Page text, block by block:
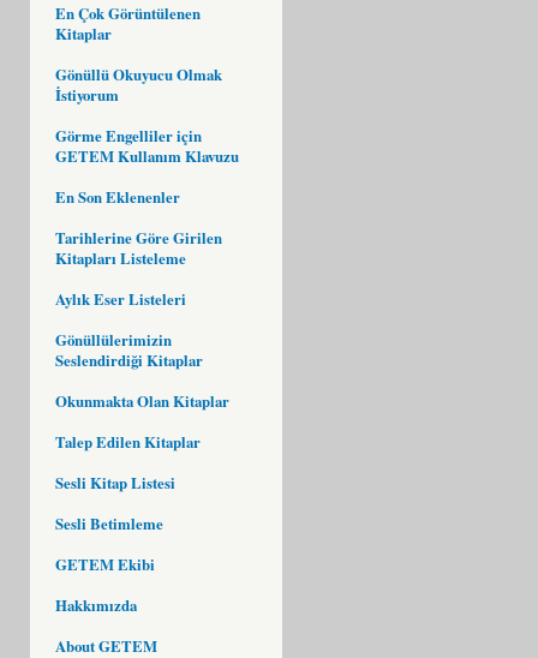
En Çok Görüntülenen
Kitaplar
Gönüllü Okuyucu Olmak
İstiyorum
Görme Engelliler için
GETEM Kullanım Klavuzu
En Son Eklenenler
Tarihlerine Göre Girilen
Kitapları Listeleme
Aylık Eser Listeleri
Gönüllülerimizin
Seslendirdiği Kitaplar
Okunmakta Olan Kitaplar
Talep Edilen Kitaplar
Sesli Kitap Listesi
Sesli Betimleme
GETEM Ekibi
Hakkımızda
About GETEM